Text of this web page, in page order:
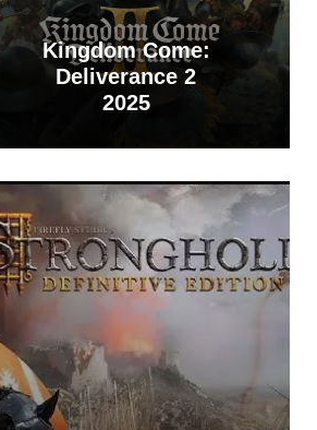
Kingdom Come:
Deliverance 2
2025